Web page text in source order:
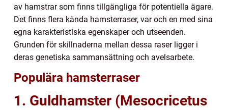
av hamstrar som finns tillgängliga för potentiella ägare.
Det finns flera kända hamsterraser, var och en med sina
egna karakteristiska egenskaper och utseenden.
Grunden för skillnaderna mellan dessa raser ligger i
deras genetiska sammansättning och avelsarbete.
Populära hamsterraser
1. Guldhamster (Mesocricetus